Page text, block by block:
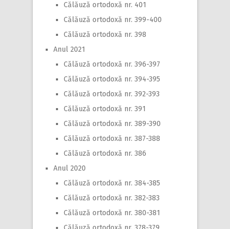
Călăuză ortodoxă nr. 401
Călăuză ortodoxă nr. 399-400
Călăuză ortodoxă nr. 398
Anul 2021
Călăuză ortodoxă nr. 396-397
Călăuză ortodoxă nr. 394-395
Călăuză ortodoxă nr. 392-393
Călăuză ortodoxă nr. 391
Călăuză ortodoxă nr. 389-390
Călăuză ortodoxă nr. 387-388
Călăuză ortodoxă nr. 386
Anul 2020
Călăuză ortodoxă nr. 384-385
Călăuză ortodoxă nr. 382-383
Călăuză ortodoxă nr. 380-381